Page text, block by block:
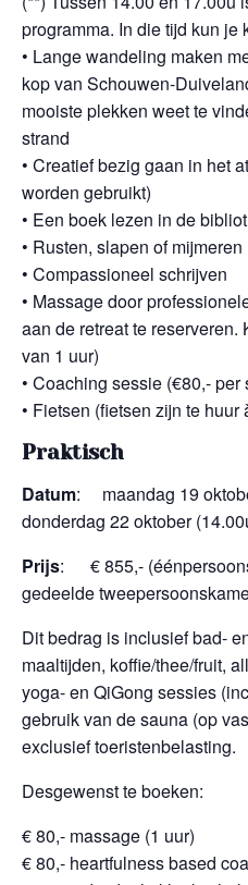
programma. In die tijd kun je
• Lange wandeling maken
kop van Schouwen-
mooiste plekken weet te
strand
• Creatief bezig gaan in het
worden gebruikt)
• Een boek lezen in de
• Rusten, slapen of mijmeren
• Compassioneel schrijven
• Massage door
aan de retreat te
van 1 uur)
• Coaching sessie (€80,- per
• Fietsen (fietsen zijn te huur
Praktisch
Datum: maandag 19
donderdag 22 oktober
Prijs: € 855,-
gedeelde
Dit bedrag is inclusief bad-
maaltijden, koffie/thee/fruit,
yoga- en QiGong sessies
gebruik van de sauna (op
exclusief toeristenbelasting.
Desgewenst te boeken:
€ 80,- massage (1 uur)
€ 80,- heartfulness based